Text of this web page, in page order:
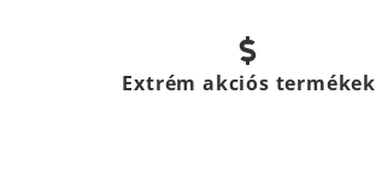
Extrém akciós termékek